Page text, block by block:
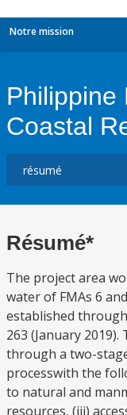
Notre mission
Philippine
Coastal
Résumé*
The project area
water of FMAs 6
established
263 (January
through a two-
processwith the
to natural and
resources, (iii)